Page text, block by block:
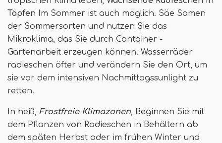
Töpfen Im Sommer ist auch möglich. Säe Samen
der Sommersorten und nutzen Sie das
Mikroklima, das Sie durch Container -
Gartenarbeit erzeugen können. Wasserräder
radieschen öfter und verändern Sie den Ort, um
sie vor dem intensiven Nachmittagssunlight zu
retten.
In heiß, Frostfreie Klimazonen, Beginnen Sie mit
dem Pflanzen von Radieschen in Behältern ab
dem späten Herbst oder im frühen Winter und